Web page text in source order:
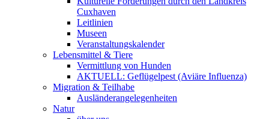
Cuxhaven
Leitlinien
Museen
Veranstaltungskalender
Lebensmittel & Tiere
Vermittlung von Hunden
AKTUELL: Geflügelpest (Aviäre Influenza)
Migration & Teilhabe
Ausländerangelegenheiten
Natur